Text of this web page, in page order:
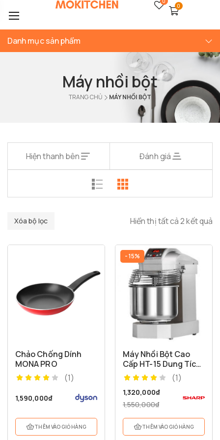
0
Danh mục sản phẩm
Máy nhồi bột
TRANG CHỦ MÁY NHỒI BỘT
Hiện thanh bên Đánh giá
Xóa bộ lọc Hiển thị tất cả 2 kết quả
Chảo Chống Dính
MONA PRO
(1)
1,590,000₫
THÊM VÀO GIỎ HÀNG
- 15%
Máy Nhồi Bột Cao
Cấp HT-15 Dung Tích
15 Lít
(1)
1,550,000₫
1,320,000₫
THÊM VÀO GIỎ HÀNG